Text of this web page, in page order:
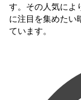
す。その人気によ
に注目を集めたい
ています。